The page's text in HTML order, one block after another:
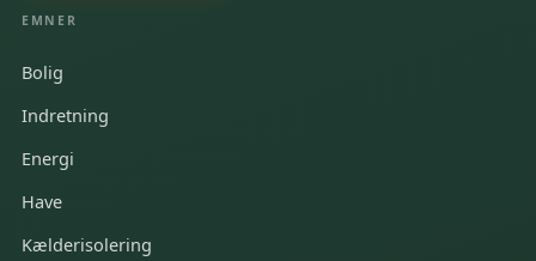
EMNER
Bolig
Indretning
Energi
Have
Kælderisolering